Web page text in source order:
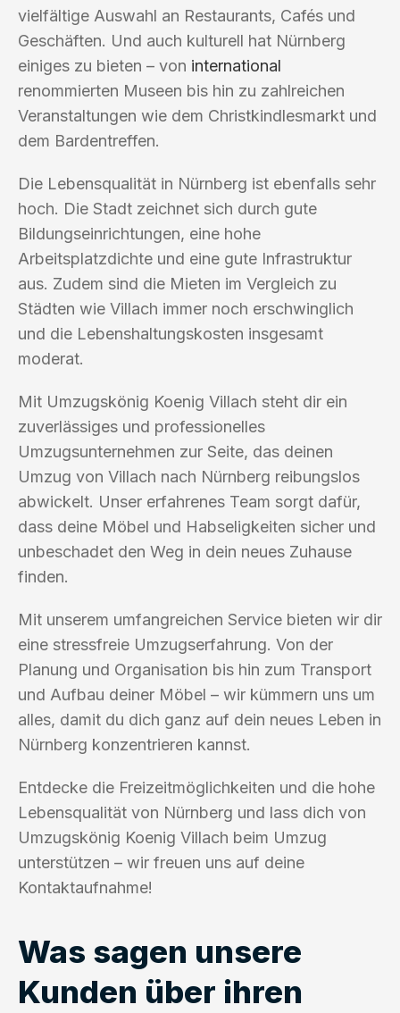
vielfältige Auswahl an Restaurants, Cafés und
Geschäften. Und auch kulturell hat Nürnberg
einiges zu bieten – von international
renommierten Museen bis hin zu zahlreichen
Veranstaltungen wie dem Christkindlesmarkt und
dem Bardentreffen.
Die Lebensqualität in Nürnberg ist ebenfalls sehr
hoch. Die Stadt zeichnet sich durch gute
Bildungseinrichtungen, eine hohe
Arbeitsplatzdichte und eine gute Infrastruktur
aus. Zudem sind die Mieten im Vergleich zu
Städten wie Villach immer noch erschwinglich
und die Lebenshaltungskosten insgesamt
moderat.
Mit Umzugskönig Koenig Villach steht dir ein
zuverlässiges und professionelles
Umzugsunternehmen zur Seite, das deinen
Umzug von Villach nach Nürnberg reibungslos
abwickelt. Unser erfahrenes Team sorgt dafür,
dass deine Möbel und Habseligkeiten sicher und
unbeschadet den Weg in dein neues Zuhause
finden.
Mit unserem umfangreichen Service bieten wir dir
eine stressfreie Umzugserfahrung. Von der
Planung und Organisation bis hin zum Transport
und Aufbau deiner Möbel – wir kümmern uns um
alles, damit du dich ganz auf dein neues Leben in
Nürnberg konzentrieren kannst.
Entdecke die Freizeitmöglichkeiten und die hohe
Lebensqualität von Nürnberg und lass dich von
Umzugskönig Koenig Villach beim Umzug
unterstützen – wir freuen uns auf deine
Kontaktaufnahme!
Was sagen unsere
Kunden über ihren